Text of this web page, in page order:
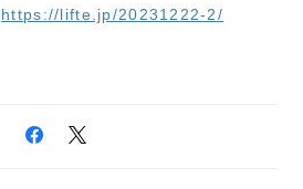
https://lifte.jp/20231222-2/